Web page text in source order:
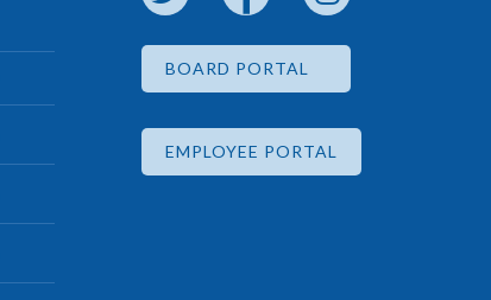
BOARD PORTAL
EMPLOYEE PORTAL